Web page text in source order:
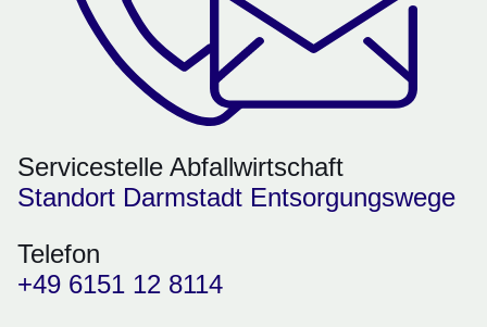
Servicestelle Abfallwirtschaft
Standort Darmstadt Entsorgungswege
Telefon
+49 6151 12 8114